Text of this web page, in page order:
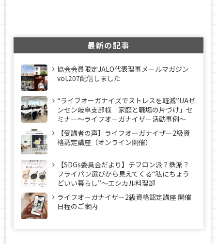
最新の記事
協会会員限定JALO代表理事メールマガジン
vol.207配信しました
“ライフオーガナイズでストレスを軽減”UAゼ
ンセン岐阜支部様「家庭と職場の片づけ」セ
ミナー～ライフオーガナイザー活動事例〜
【受講者の声】ライフオーガナイザー2級資
格認定講座（オンライン開催）
【SDGs委員会だより】テフロン派？鉄派？
フライパン選びから見えてくる“私にちょう
どいい暮らし”～エシカル料理部
ライフオーガナイザー2級資格認定講座 開催
日程のご案内